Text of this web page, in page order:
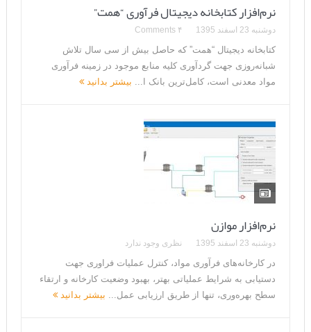
نرم‌افزار کتابخانه دیجیتال فرآوری “همت”
دوشنبه 23 اسفند 1395 ۴ Comments
کتابخانه دیجیتال “همت” که حاصل بیش از سی سال تلاش
شبانه‌روزی جهت گردآوری کلیه منابع موجود در زمینه فرآوری
مواد معدنی است، کامل‌ترین بانک ا... بیشتر بدانید
نرم‌افزار موازن
دوشنبه 23 اسفند 1395 نظری وجود ندارد
در کارخانه‌های فرآوری مواد، کنترل عملیات فراوری جهت
دستیابی به شرایط عملیاتی بهتر، بهبود وضعیت کارخانه و ارتقاء
سطح بهره‌وری، تنها از طریق ارزیابی عمل... بیشتر بدانید